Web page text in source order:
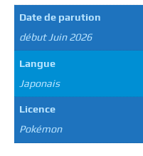
Date de parution
début Juin 2026
Langue
Japonais
Licence
Pokémon